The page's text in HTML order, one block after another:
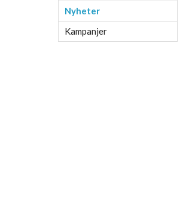
Nyheter
Kampanjer